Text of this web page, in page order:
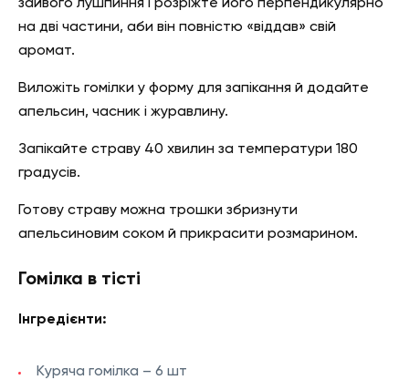
на дві частини, аби він повністю «віддав» свій
аромат.
Виложіть гомілки у форму для запікання й додайте
апельсин, часник і журавлину.
Запікайте страву 40 хвилин за температури 180
градусів.
Готову страву можна трошки збризнути
апельсиновим соком й прикрасити розмарином.
Гомілка в тісті
Інгредієнти:
Куряча гомілка – 6 шт